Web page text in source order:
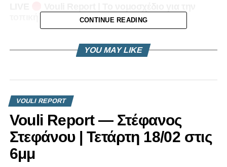
τοπική Αυτοδιοίκηση – 01/02/2021
CONTINUE READING
YOU MAY LIKE
VOULI REPORT
Vouli Report — Στέφανος
Στεφάνου | Τετάρτη 18/02 στις
6μμ